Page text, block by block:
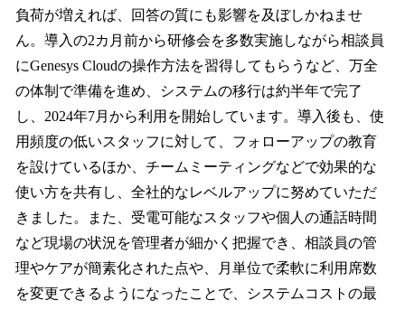
負荷が増えれば、回答の質にも影響を及ぼしかねませ
ん。導入の2カ月前から研修会を多数実施しながら相談員
にGenesys Cloudの操作方法を習得してもらうなど、万全
の体制で準備を進め、システムの移行は約半年で完了
し、2024年7月から利用を開始しています。導入後も、使
用頻度の低いスタッフに対して、フォローアップの教育
を設けているほか、チームミーティングなどで効果的な
使い方を共有し、全社的なレベルアップに努めていただ
きました。また、受電可能なスタッフや個人の通話時間
など現場の状況を管理者が細かく把握でき、相談員の管
理やケアが簡素化された点や、月単位で柔軟に利用席数
を変更できるようになったことで、システムコストの最